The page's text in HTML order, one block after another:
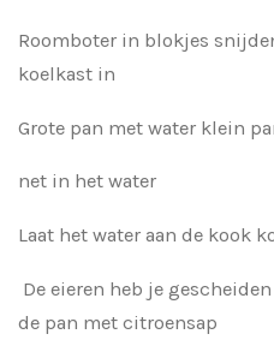
Roomboter in blokjes
koelkast in
Grote pan met water klein
net in het water
Laat het water aan de kook
De eieren heb je
de pan met citroensap